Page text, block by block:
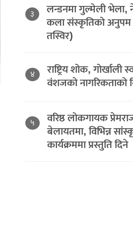
३ लन्डनमा गुल्मेली भेला,
कला संस्कृतिको
तस्विर)
४ राष्ट्रिय शोक, गोर्खाली
वंशजको नागरिकताको
५ वरिष्ठ लोकगायक
बेलायतमा, विभिन्न
कार्यक्रममा प्रस्तुति दिने